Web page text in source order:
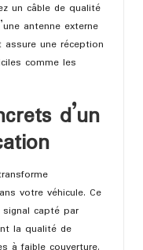
un câble de qualité
antenne externe
une réception
comme les
d’un
votre véhicule. Ce
capté par
la qualité de